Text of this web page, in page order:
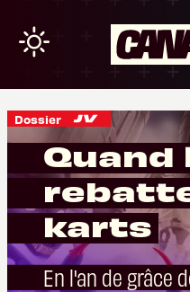
Dossier
Quand
karts
En l'an de grâce